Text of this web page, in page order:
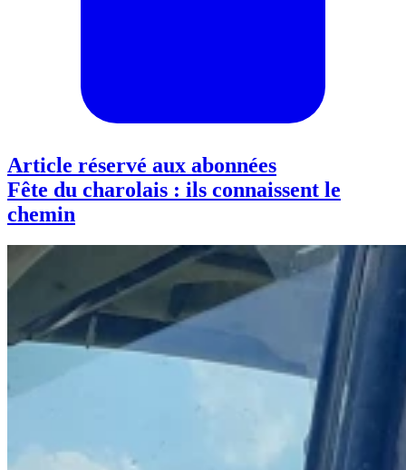
Article réservé aux abonnées
Fête du charolais : ils connaissent le
chemin